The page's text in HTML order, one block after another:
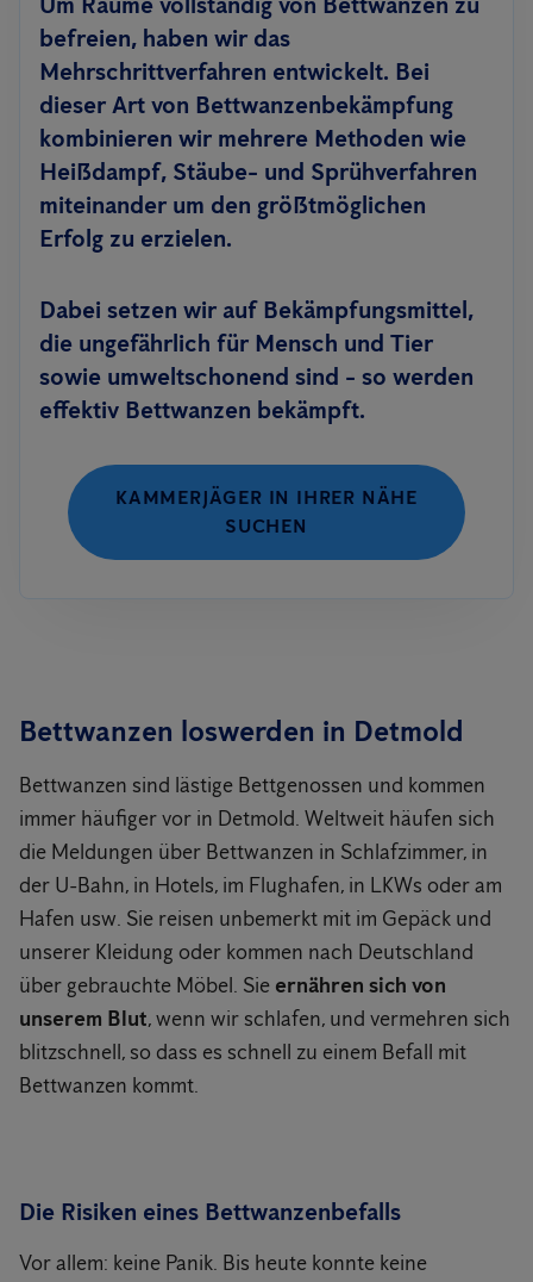
befreien, haben wir das
Mehrschrittverfahren entwickelt. Bei
dieser Art von Bettwanzenbekämpfung
kombinieren wir mehrere Methoden wie
Heißdampf, Stäube- und Sprühverfahren
miteinander um den größtmöglichen
Erfolg zu erzielen.
Dabei setzen wir auf Bekämpfungsmittel,
die ungefährlich für Mensch und Tier
sowie umweltschonend sind - so werden
effektiv Bettwanzen bekämpft.
KAMMERJÄGER IN IHRER NÄHE
SUCHEN
Bettwanzen loswerden in Detmold
Bettwanzen sind lästige Bettgenossen und kommen
immer häufiger vor in Detmold. Weltweit häufen sich
die Meldungen über Bettwanzen in Schlafzimmer, in
der U-Bahn, in Hotels, im Flughafen, in LKWs oder am
Hafen usw. Sie reisen unbemerkt mit im Gepäck und
unserer Kleidung oder kommen nach Deutschland
über gebrauchte Möbel. Sie ernähren sich von
unserem Blut, wenn wir schlafen, und vermehren sich
blitzschnell, so dass es schnell zu einem Befall mit
Bettwanzen kommt.
Die Risiken eines Bettwanzenbefalls
Vor allem: keine Panik. Bis heute konnte keine